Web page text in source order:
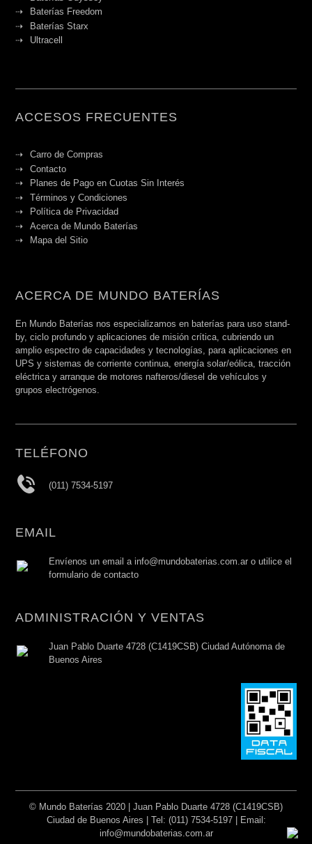
Baterías Freedom
Baterías Starx
Ultracell
ACCESOS FRECUENTES
Carro de Compras
Contacto
Planes de Pago en Cuotas Sin Interés
Términos y Condiciones
Política de Privacidad
Acerca de Mundo Baterías
Mapa del Sitio
ACERCA DE MUNDO BATERÍAS
En Mundo Baterías nos especializamos en baterías para uso stand-
by, ciclo profundo y aplicaciones de misión crítica, cubriendo un
amplio espectro de capacidades y tecnologías, para aplicaciones en
UPS y sistemas de corriente continua, energía solar/eólica, tracción
eléctrica y arranque de motores nafteros/diesel de vehículos y
grupos electrógenos.
TELÉFONO
(011) 7534-5197
EMAIL
Envíenos un email a info@mundobaterias.com.ar o utilice el
formulario de contacto
ADMINISTRACIÓN Y VENTAS
Juan Pablo Duarte 4728 (C1419CSB) Ciudad Autónoma de
Buenos Aires
© Mundo Baterías 2020 | Juan Pablo Duarte 4728 (C1419CSB)
Ciudad de Buenos Aires | Tel: (011) 7534-5197 | Email:
info@mundobaterias.com.ar